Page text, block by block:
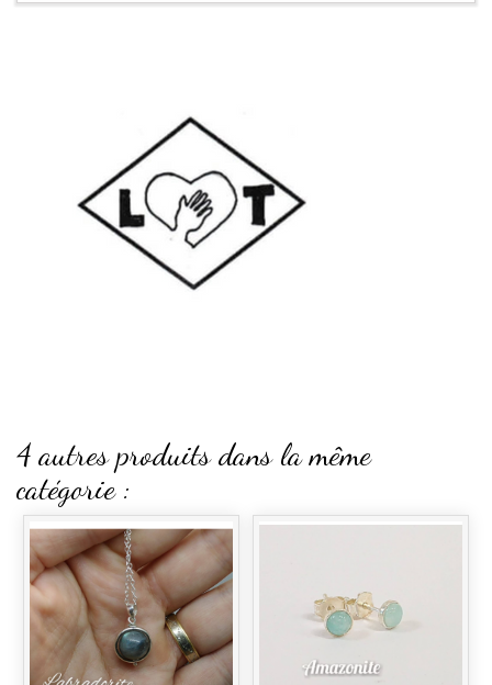
4 autres produits dans la même
catégorie :